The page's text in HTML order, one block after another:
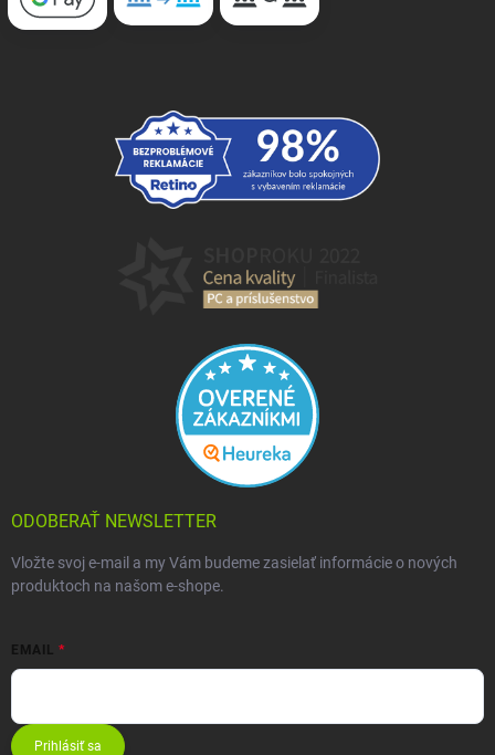
ODOBERAŤ NEWSLETTER
Vložte svoj e-mail a my Vám budeme zasielať informácie o nových
produktoch na našom e-shope.
EMAIL
Prihlásiť sa